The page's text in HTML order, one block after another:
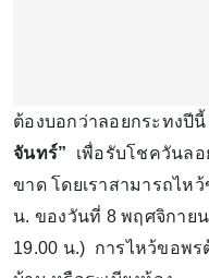
ต้องบอกว่าลอยกระทงปี
จันทร์”
เพื่อรับโชควันล
ขาด โดยเราสามารถไห
น. ของวันที่ 8 พฤศจิกาย
19.00 น.) การไหว้ขอพ